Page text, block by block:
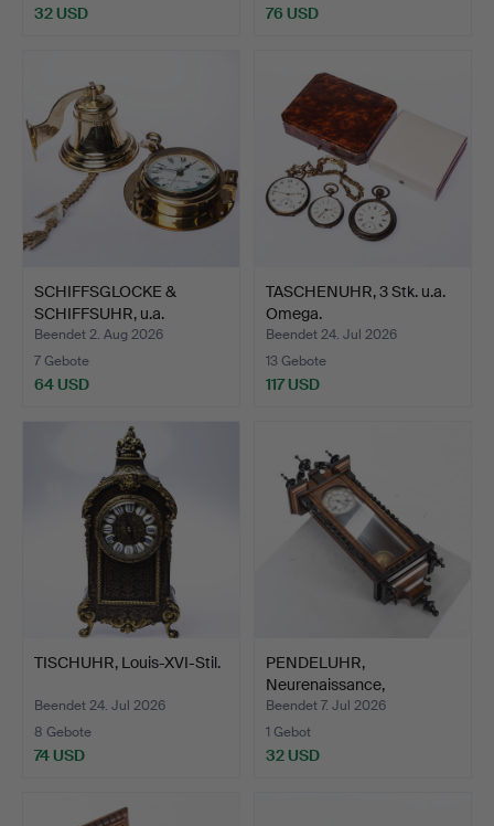
32 USD 76 USD
SCHIFFSGLOCKE &
SCHIFFSUHR, u.a.
Skultuna.
Beendet 2. Aug 2026
7 Gebote
64 USD
TASCHENUHR, 3 Stk. u.a.
Omega.
Beendet 24. Jul 2026
13 Gebote
117 USD
TISCHUHR, Louis-XVI-Stil.
Beendet 24. Jul 2026
8 Gebote
74 USD
PENDELUHR,
Neurenaissance,
Jahrhundertwend…
Beendet 7. Jul 2026
1 Gebot
32 USD